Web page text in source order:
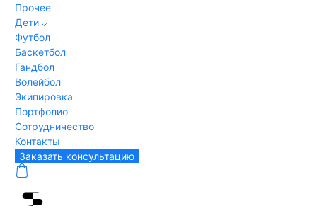
Прочее
Дети
Футбол
Баскетбол
Гандбол
Волейбол
Экипировка
Портфолио
Сотрудничество
Контакты
Заказать консультацию